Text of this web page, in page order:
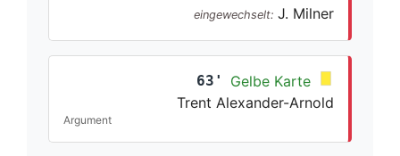
eingewechselt: J. Milner
63'
Gelbe Karte
Trent Alexander-Arnold
Argument